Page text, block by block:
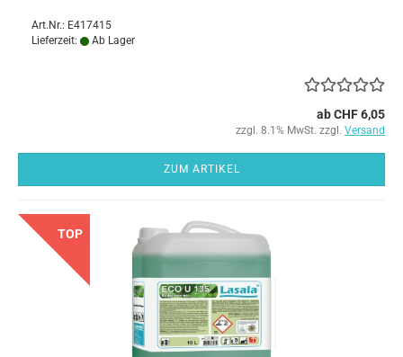
Art.Nr.: E417415
Lieferzeit:
Ab Lager
ab CHF 6,05
zzgl. 8.1% MwSt. zzgl. Versand
ZUM ARTIKEL
TOP